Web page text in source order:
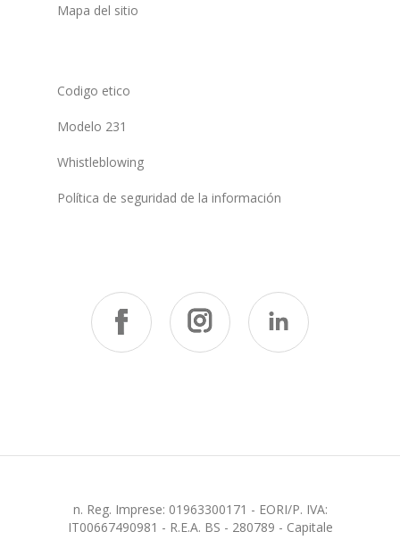
Mapa del sitio
Codigo etico
Modelo 231
Whistleblowing
Política de seguridad de la información
n. Reg. Imprese: 01963300171 - EORI/P. IVA:
IT00667490981 - R.E.A. BS - 280789 - Capitale